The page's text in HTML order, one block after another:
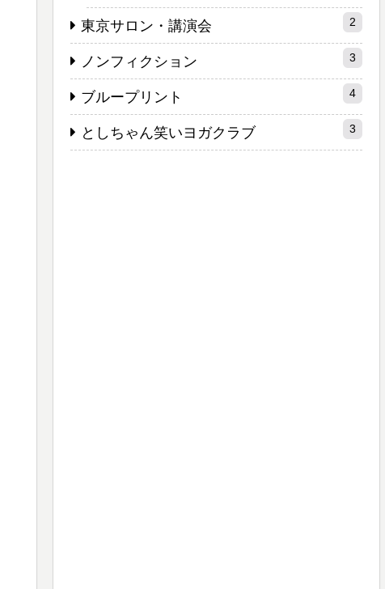
東京サロン・講演会 2
ノンフィクション 3
ブループリント 4
としちゃん笑いヨガクラブ 3